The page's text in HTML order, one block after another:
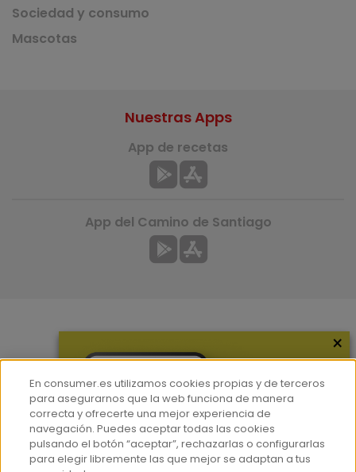
Sociedad y consumo
Mascotas
Hemeroteca
Contacto
Prensa
Nuestras Apps
App de recetas
App del Camino de Santiago
×
En consumer.es utilizamos cookies propias y de terceros
para asegurarnos que la web funciona de manera
correcta y ofrecerte una mejor experiencia de
navegación. Puedes aceptar todas las cookies
pulsando el botón “aceptar”, rechazarlas o configurarlas
para elegir libremente las que mejor se adaptan a tus